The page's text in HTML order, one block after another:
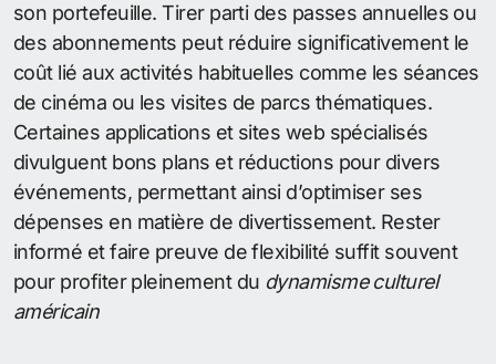
son portefeuille. Tirer parti des passes annuelles ou
des abonnements peut réduire significativement le
coût lié aux activités habituelles comme les séances
de cinéma ou les visites de parcs thématiques.
Certaines applications et sites web spécialisés
divulguent bons plans et réductions pour divers
événements, permettant ainsi d’optimiser ses
dépenses en matière de divertissement. Rester
informé et faire preuve de flexibilité suffit souvent
pour profiter pleinement du dynamisme culturel
américain